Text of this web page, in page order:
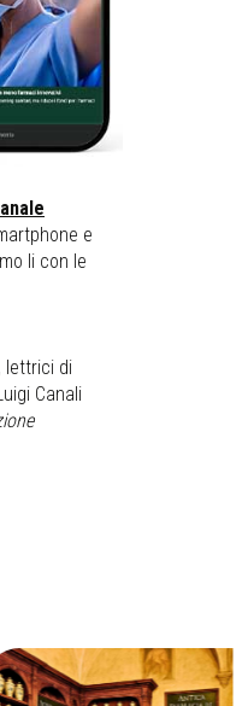
e
li con le
lettrici di
Canali